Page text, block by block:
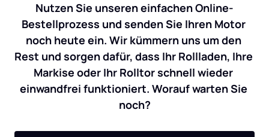
Nutzen Sie unseren einfachen Online-
Bestellprozess und senden Sie Ihren Motor
noch heute ein. Wir kümmern uns um den
Rest und sorgen dafür, dass Ihr Rollladen, Ihre
Markise oder Ihr Rolltor schnell wieder
einwandfrei funktioniert. Worauf warten Sie
noch?